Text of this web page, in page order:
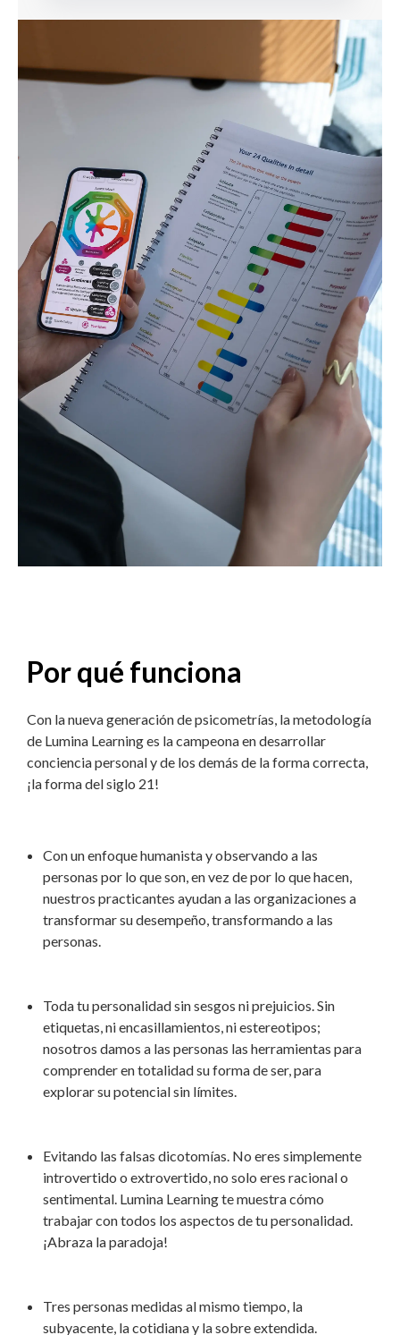
Por qué funciona
Con la nueva generación de psicometrías, la metodología
de Lumina Learning es la campeona en desarrollar
conciencia personal y de los demás de la forma correcta,
¡la forma del siglo 21!
Con un enfoque humanista y observando a las
personas por lo que son, en vez de por lo que hacen,
nuestros practicantes ayudan a las organizaciones a
transformar su desempeño, transformando a las
personas.
Toda tu personalidad sin sesgos ni prejuicios. Sin
etiquetas, ni encasillamientos, ni estereotipos;
nosotros damos a las personas las herramientas para
comprender en totalidad su forma de ser, para
explorar su potencial sin límites.
Evitando las falsas dicotomías. No eres simplemente
introvertido o extrovertido, no solo eres racional o
sentimental. Lumina Learning te muestra cómo
trabajar con todos los aspectos de tu personalidad.
¡Abraza la paradoja!
Tres personas medidas al mismo tiempo, la
subyacente, la cotidiana y la sobre extendida.